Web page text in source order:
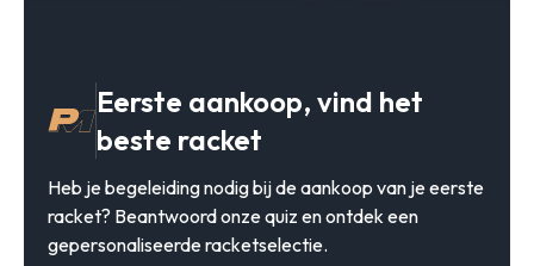
Eerste aankoop, vind het
beste racket
Heb je begeleiding nodig bij de aankoop van je eerste
racket? Beantwoord onze quiz en ontdek een
gepersonaliseerde racketselectie.